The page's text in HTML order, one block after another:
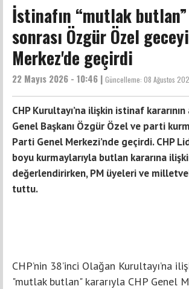
İstinafın “mutlak
sonrası Özgür Özel
Merkez'de geçirdi
22 Mayıs 2026 - 10:46 | Güncelleme: 08 Ağustos
CHP Kurultayı’na ilişkin istinaf kararının
Genel Başkanı Özgür Özel ve parti
Parti Genel Merkezi’nde geçirdi. CHP
boyu kurmaylarıyla butlan kararına
değerlendirirken, PM üyeleri ve
tuttu.
CHP’nin 38’inci Olağan Kurultayı’na
"mutlak butlan" kararıyla CHP Genel